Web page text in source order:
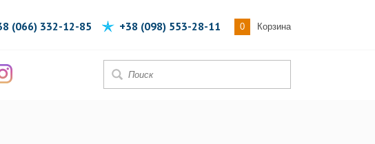
0 Корзина
(066) 332-12-85 +38 (098) 553-28-11